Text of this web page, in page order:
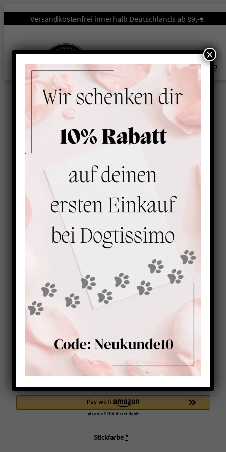
Versandkostenfrei innerhalb Deutschlands ab 89,-€
Pfoten BRAUN-KIWI
Kissen Kuschelknochen
Pfoten BRAUN-KIWI
29,00€
Kuschelknochen für deinen Hund zum Kopf ablegen,
kuscheln, schmusen und träumen, mit aufgestickten
zwei Pfötchen, waschbar bei 30°C, hochwertige
Polyesterfaserfüllung ohne verklumpen, Größe ca.30 x
Stickfarbe *
×